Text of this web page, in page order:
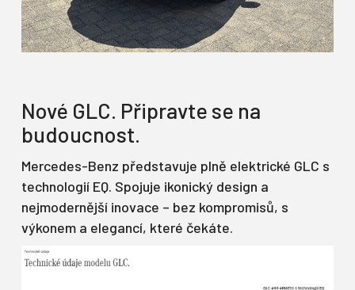
Nové GLC. Připravte se na
budoucnost.
Mercedes-Benz představuje plně elektrické GLC s
technologií EQ. Spojuje ikonický design a
nejmodernější inovace – bez kompromisů, s
výkonem a elegancí, které čekáte.